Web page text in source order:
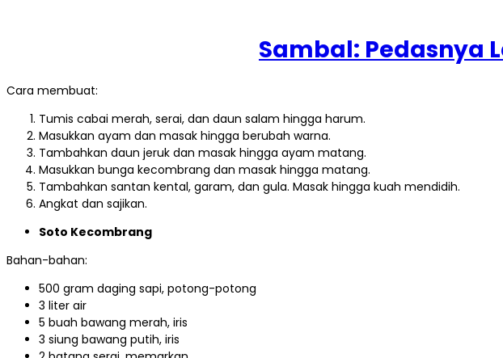
Sambal: Pedasnya
Cara membuat:
Tumis cabai merah, serai, dan daun salam hingga harum.
Masukkan ayam dan masak hingga berubah warna.
Tambahkan daun jeruk dan masak hingga ayam matang.
Masukkan bunga kecombrang dan masak hingga matang.
Tambahkan santan kental, garam, dan gula. Masak hingga kuah mendidih.
Angkat dan sajikan.
Soto Kecombrang
Bahan-bahan:
500 gram daging sapi, potong-potong
3 liter air
5 buah bawang merah, iris
3 siung bawang putih, iris